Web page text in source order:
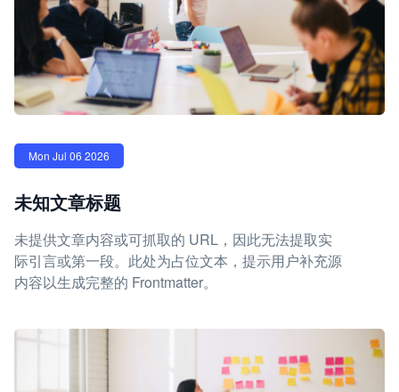
Mon Jul 06 2026
未知文章标题
未提供文章内容或可抓取的 URL，因此无法提取实
际引言或第一段。此处为占位文本，提示用户补充源
内容以生成完整的 Frontmatter。